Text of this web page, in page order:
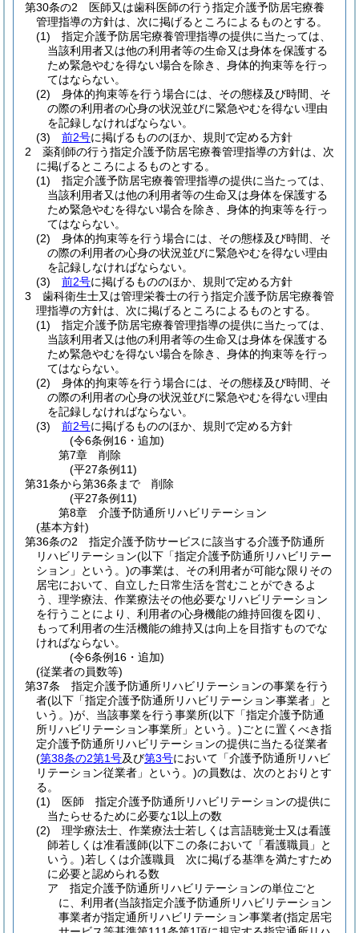
第30条の2
医師又は歯科医師の行う指定介護予防居宅療養
管理指導の方針は、次に掲げるところによるものとする。
(1)
指定介護予防居宅療養管理指導の提供に当たっては、
当該利用者又は他の利用者等の生命又は身体を保護する
ため緊急やむを得ない場合を除き、身体的拘束等を行っ
てはならない。
(2)
身体的拘束等を行う場合には、その態様及び時間、そ
の際の利用者の心身の状況並びに緊急やむを得ない理由
を記録しなければならない。
(3)
前2号に掲げるもののほか、規則で定める方針
2
薬剤師の行う指定介護予防居宅療養管理指導の方針は、次
に掲げるところによるものとする。
(1)
指定介護予防居宅療養管理指導の提供に当たっては、
当該利用者又は他の利用者等の生命又は身体を保護する
ため緊急やむを得ない場合を除き、身体的拘束等を行っ
てはならない。
(2)
身体的拘束等を行う場合には、その態様及び時間、そ
の際の利用者の心身の状況並びに緊急やむを得ない理由
を記録しなければならない。
(3)
前2号に掲げるもののほか、規則で定める方針
3
歯科衛生士又は管理栄養士の行う指定介護予防居宅療養管
理指導の方針は、次に掲げるところによるものとする。
(1)
指定介護予防居宅療養管理指導の提供に当たっては、
当該利用者又は他の利用者等の生命又は身体を保護する
ため緊急やむを得ない場合を除き、身体的拘束等を行っ
てはならない。
(2)
身体的拘束等を行う場合には、その態様及び時間、そ
の際の利用者の心身の状況並びに緊急やむを得ない理由
を記録しなければならない。
(3)
前2号に掲げるもののほか、規則で定める方針
(令6条例16・追加)
第7章
削除
(平27条例11)
第31条から第36条まで
削除
(平27条例11)
第8章
介護予防通所リハビリテーション
(基本方針)
第36条の2
指定介護予防サービスに該当する介護予防通所
リハビリテーション(以下「指定介護予防通所リハビリテー
ション」という。)の事業は、その利用者が可能な限りその
居宅において、自立した日常生活を営むことができるよ
う、理学療法、作業療法その他必要なリハビリテーション
を行うことにより、利用者の心身機能の維持回復を図り、
もって利用者の生活機能の維持又は向上を目指すものでな
ければならない。
(令6条例16・追加)
(従業者の員数等)
第37条
指定介護予防通所リハビリテーションの事業を行う
者(以下「指定介護予防通所リハビリテーション事業者」と
いう。)が、当該事業を行う事業所(以下「指定介護予防通
所リハビリテーション事業所」という。)ごとに置くべき指
定介護予防通所リハビリテーションの提供に当たる従業者
(第38条の2第1号及び第3号において「介護予防通所リハビ
リテーション従業者」という。)の員数は、次のとおりとす
る。
(1)
医師 指定介護予防通所リハビリテーションの提供に
当たらせるために必要な1以上の数
(2)
理学療法士、作業療法士若しくは言語聴覚士又は看護
師若しくは准看護師(以下この条において「看護職員」と
いう。)若しくは介護職員 次に掲げる基準を満たすため
に必要と認められる数
ア
指定介護予防通所リハビリテーションの単位ごと
に、利用者(当該指定介護予防通所リハビリテーション
事業者が指定通所リハビリテーション事業者(指定居宅